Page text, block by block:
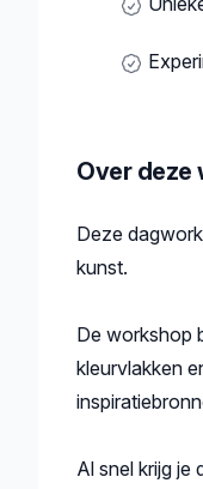
Over deze
Beschrijving
Deze
kunst.
De workshop
kleurvlakken
Al snel krijg je